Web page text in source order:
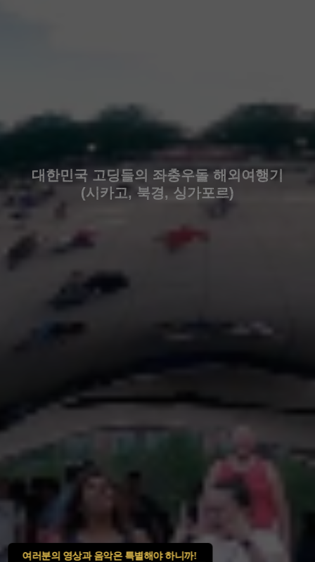
여러분의 영상과 음악은 특별해야 하니까!
대한민국 고딩들의 좌충우돌 해외여행기
(시카고, 북경, 싱가포르)